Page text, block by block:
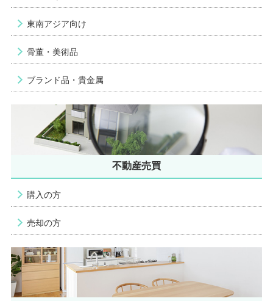
東南アジア向け
骨董・美術品
ブランド品・貴金属
不動産売買
購入の方
売却の方